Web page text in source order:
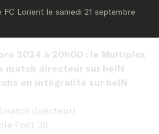
Lorient le samedi 21 septembre
2024 à 20h00 : le Multiplex
match directeur sur beIN
en intégralité sur beIN
directeur)
Foot 38